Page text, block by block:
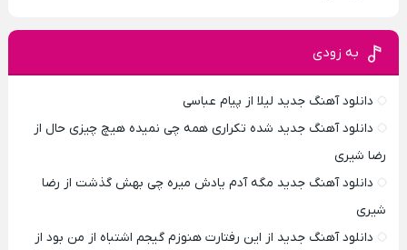
به زودی
دانلود آهنگ جدید لیلا از پیام عباسی
دانلود آهنگ جدید شده تکراری همه چی نمیده هیچ چیزی حال از
رضا شیری
دانلود آهنگ جدید مگه آدم یادش میره چی بهش گذشت از رضا
شیری
دانلود آهنگ جدید از این رفتارت هنوزم گیجم اشتباه از من بود از